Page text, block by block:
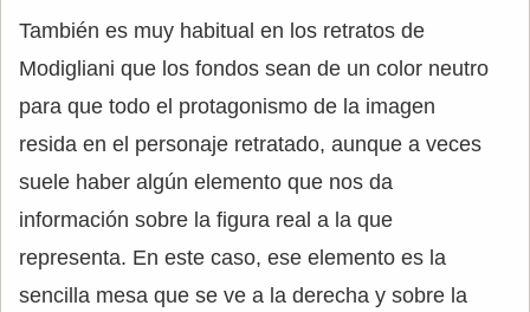
También es muy habitual en los retratos de
Modigliani que los fondos sean de un color neutro
para que todo el protagonismo de la imagen
resida en el personaje retratado, aunque a veces
suele haber algún elemento que nos da
información sobre la figura real a la que
representa. En este caso, ese elemento es la
sencilla mesa que se ve a la derecha y sobre la